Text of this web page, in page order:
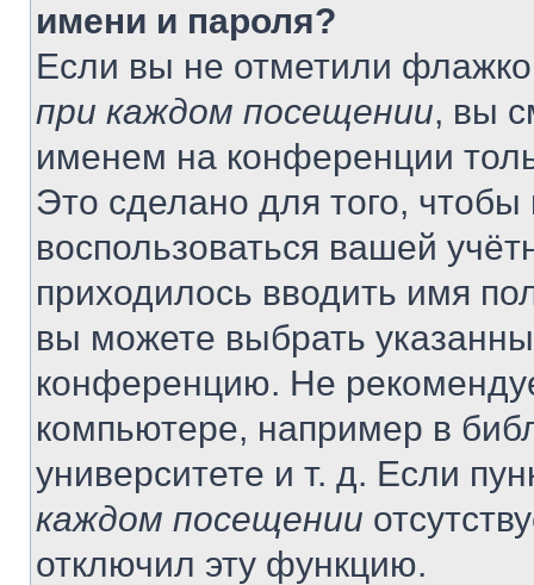
имени и пароля?
Если вы не отметили
при каждом посещении, вы
именем на конференции
Это сделано для того, чтобы
воспользоваться вашей
приходилось вводить имя
вы можете выбрать
конференцию. Не
компьютере, например в
университете и т. д. Если
каждом посещении
отключил эту функцию.